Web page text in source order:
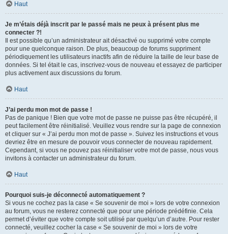
Haut
Je m’étais déjà inscrit par le passé mais ne peux à présent plus me
connecter ?!
Il est possible qu’un administrateur ait désactivé ou supprimé votre compte
pour une quelconque raison. De plus, beaucoup de forums suppriment
périodiquement les utilisateurs inactifs afin de réduire la taille de leur base de
données. Si tel était le cas, inscrivez-vous de nouveau et essayez de participer
plus activement aux discussions du forum.
Haut
J’ai perdu mon mot de passe !
Pas de panique ! Bien que votre mot de passe ne puisse pas être récupéré, il
peut facilement être réinitialisé. Veuillez vous rendre sur la page de connexion
et cliquer sur « J’ai perdu mon mot de passe ». Suivez les instructions et vous
devriez être en mesure de pouvoir vous connecter de nouveau rapidement.
Cependant, si vous ne pouvez pas réinitialiser votre mot de passe, nous vous
invitons à contacter un administrateur du forum.
Haut
Pourquoi suis-je déconnecté automatiquement ?
Si vous ne cochez pas la case « Se souvenir de moi » lors de votre connexion
au forum, vous ne resterez connecté que pour une période prédéfinie. Cela
permet d’éviter que votre compte soit utilisé par quelqu’un d’autre. Pour rester
connecté, veuillez cocher la case « Se souvenir de moi » lors de votre